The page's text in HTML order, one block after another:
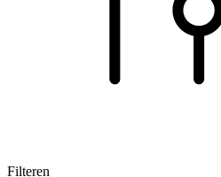
Filteren